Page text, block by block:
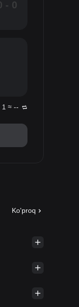
1 ≈ --
Ko'proq